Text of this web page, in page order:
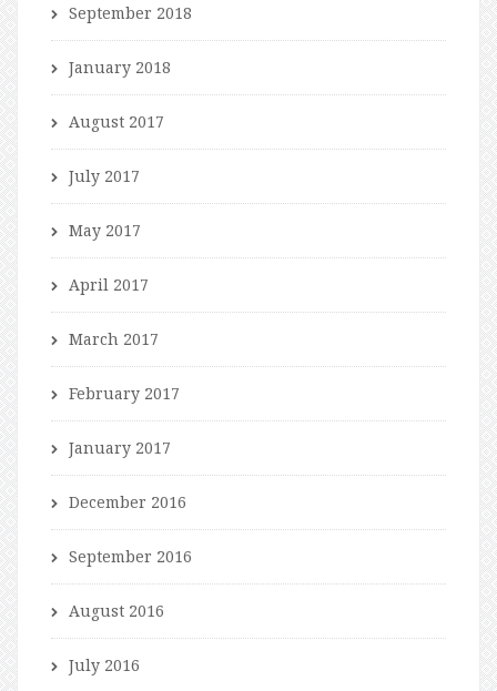
September 2018
January 2018
August 2017
July 2017
May 2017
April 2017
March 2017
February 2017
January 2017
December 2016
September 2016
August 2016
July 2016